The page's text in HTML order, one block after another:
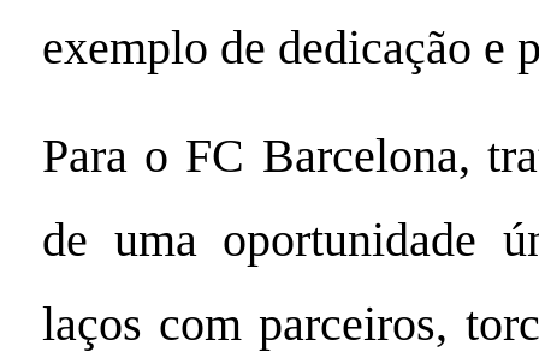
exemplo de dedicação e
Para o FC Barcelona,
de uma oportunidade
laços com parceiros,